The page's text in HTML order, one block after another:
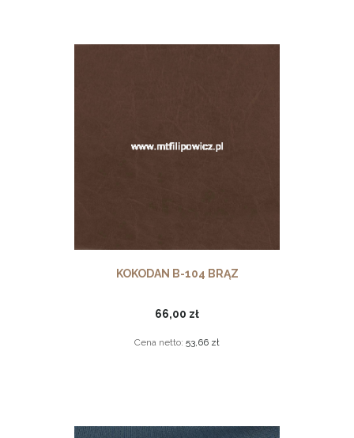
KOKODAN B-104 BRĄZ
66,00 zł
Cena netto: 53,66 zł